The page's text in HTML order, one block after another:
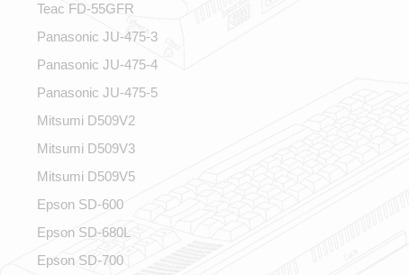
Teac FD-55GFR
Panasonic JU-475-3
Panasonic JU-475-4
Panasonic JU-475-5
Mitsumi D509V2
Mitsumi D509V3
Mitsumi D509V5
Epson SD-600
Epson SD-680L
Epson SD-700